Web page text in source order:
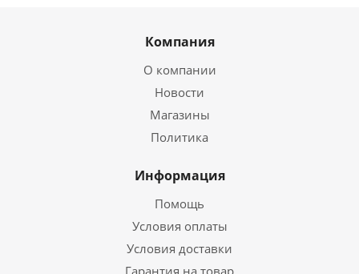
Компания
О компании
Новости
Магазины
Политика
Информация
Помощь
Условия оплаты
Условия доставки
Гарантия на товар